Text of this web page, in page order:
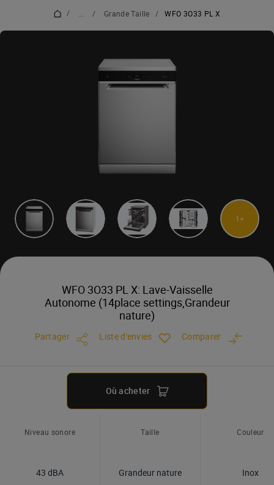
/ / Grande Taille / WFO 3O33 PL X
1
WFO 3O33 PL X: Lave-Vaisselle
Autonome (14place settings,Grandeur
nature)
Partager Liste d'envies Comparer
Où acheter
Niveau sonore
43 dBA
Taille
Grandeur nature
Couleur
Inox